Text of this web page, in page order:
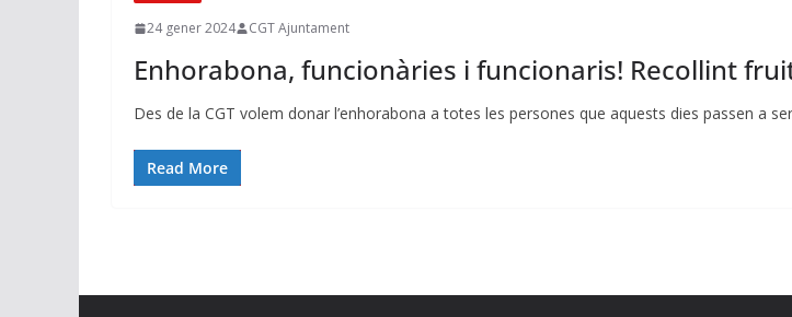
24 gener 2024 CGT Ajuntament
Enhorabona, funcionàries i funcionaris! Recollint
Des de la CGT volem donar l’enhorabona a totes les persones que aquests dies passen a
Read More